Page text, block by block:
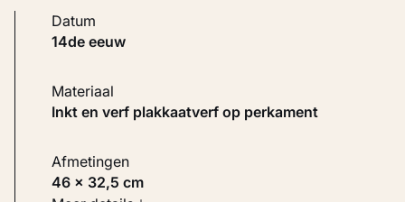
Datum
14de eeuw
Materiaal
Inkt en verf plakkaatverf op perkament
Afmetingen
46 × 32,5 cm